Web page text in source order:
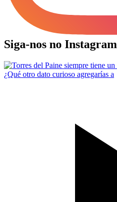
Siga-nos no Instagram